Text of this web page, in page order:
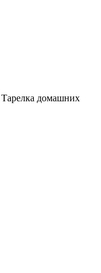
Тарелка домашних